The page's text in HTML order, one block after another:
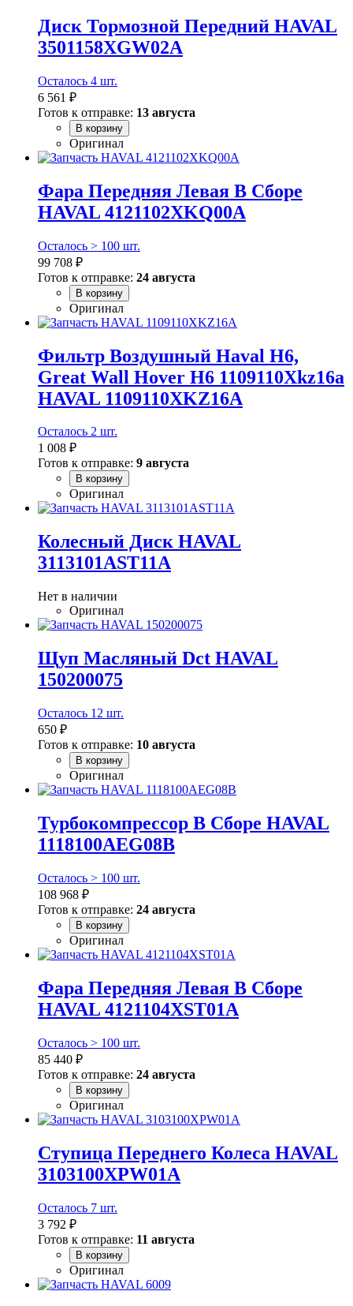
Диск Тормозной Передний HAVAL
3501158XGW02A
Осталось 4 шт.
6 561 ₽
Готов к отправке: 13 августа
В корзину
Оригинал
Фара Передняя Левая В Сборе
HAVAL 4121102XKQ00A
Осталось > 100 шт.
99 708 ₽
Готов к отправке: 24 августа
В корзину
Оригинал
Фильтр Воздушный Haval H6,
Great Wall Hover H6 1109110Xkz16a
HAVAL 1109110XKZ16A
Осталось 2 шт.
1 008 ₽
Готов к отправке: 9 августа
В корзину
Оригинал
Колесный Диск HAVAL
3113101AST11A
Нет в наличии
Оригинал
Щуп Масляный Dct HAVAL
150200075
Осталось 12 шт.
650 ₽
Готов к отправке: 10 августа
В корзину
Оригинал
Турбокомпрессор В Сборе HAVAL
1118100AEG08B
Осталось > 100 шт.
108 968 ₽
Готов к отправке: 24 августа
В корзину
Оригинал
Фара Передняя Левая В Сборе
HAVAL 4121104XST01A
Осталось > 100 шт.
85 440 ₽
Готов к отправке: 24 августа
В корзину
Оригинал
Ступица Переднего Колеса HAVAL
3103100XPW01A
Осталось 7 шт.
3 792 ₽
Готов к отправке: 11 августа
В корзину
Оригинал